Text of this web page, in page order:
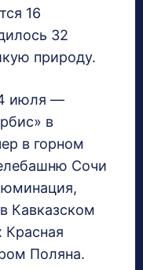
16
32
природу.
июля —
в
в горном
Сочи
Кавказском
Красная
Поляна.